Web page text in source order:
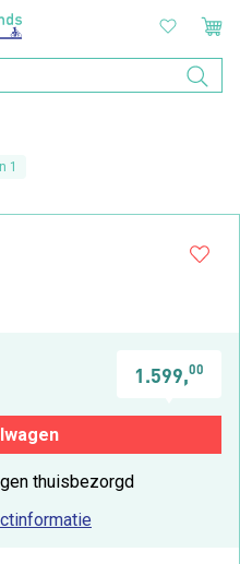
1
1.599,00
thuisbezorgd